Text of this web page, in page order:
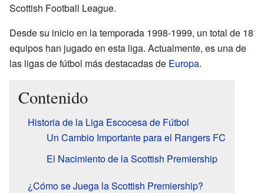
Scottish Football League.
Desde su inicio en la temporada 1998-1999, un total de 18
equipos han jugado en esta liga. Actualmente, es una de
las ligas de fútbol más destacadas de Europa.
Contenido
Historia de la Liga Escocesa de Fútbol
Un Cambio Importante para el Rangers FC
El Nacimiento de la Scottish Premiership
¿Cómo se Juega la Scottish Premiership?